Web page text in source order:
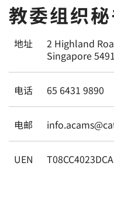
教委组织
地址
2 Highland
Singapore
电话 65 6431 9890
电邮
UEN